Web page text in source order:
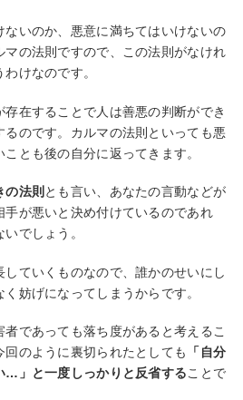
ないのか、悪意に満ちてはいけないの
の法則ですので、この法則がなけれ
けなのです。
在することで人は善悪の判断ができ
るのです。カルマの法則といっても悪
とも後の自分に返ってきます。
の法則 とも言い、あなたの言動などが
手が悪いと決め付けているのであれ
でしょう。
していくものなので、誰かのせいにし
妨げになってしまうからです。
であっても落ち度があると考えるこ
のように裏切られたとしても
「自分
…」と一度しっかりと反省することで